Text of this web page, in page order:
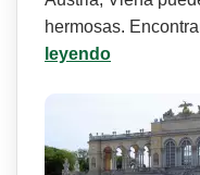
hermosas.
leyendo